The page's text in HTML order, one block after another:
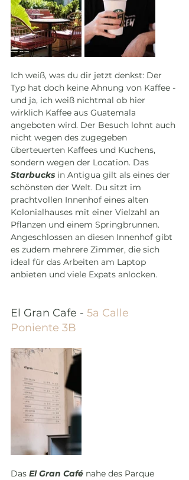
Ich weiß, was du dir jetzt denkst: Der
Typ hat doch keine Ahnung von Kaffee -
und ja, ich weiß nichtmal ob hier
wirklich Kaffee aus Guatemala
angeboten wird. Der Besuch lohnt auch
nicht wegen des zugegeben
überteuerten Kaffees und Kuchens,
sondern wegen der Location. Das
Starbucks in Antigua gilt als eines der
schönsten der Welt. Du sitzt im
prachtvollen Innenhof eines alten
Kolonialhauses mit einer Vielzahl an
Pflanzen und einem Springbrunnen.
Angeschlossen an diesen Innenhof gibt
es zudem mehrere Zimmer, die sich
ideal für das Arbeiten am Laptop
anbieten und viele Expats anlocken.
El Gran Cafe - 5a Calle
Poniente 3B
Das El Gran Café nahe des Parque